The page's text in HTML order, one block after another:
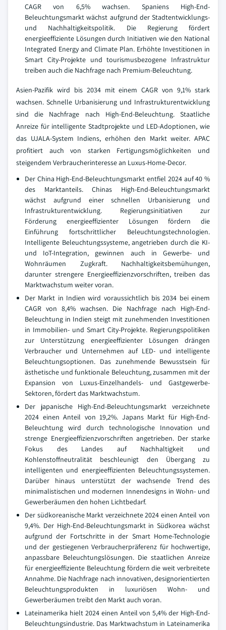
CAGR von 6,5% wachsen. Spaniens High-End-
Beleuchtungsmarkt wächst aufgrund der Stadtentwicklungs-
und Nachhaltigkeitspolitik. Die Regierung fördert
energieeffiziente Lösungen durch Initiativen wie den National
Integrated Energy and Climate Plan. Erhöhte Investitionen in
Smart City-Projekte und tourismusbezogene Infrastruktur
treiben auch die Nachfrage nach Premium-Beleuchtung.
Asien-Pazifik wird bis 2034 mit einem CAGR von 9,1% stark
wachsen. Schnelle Urbanisierung und Infrastrukturentwicklung
sind die Nachfrage nach High-End-Beleuchtung. Staatliche
Anreize für intelligente Stadtprojekte und LED-Adoptionen, wie
das UJALA-System Indiens, erhöhen den Markt weiter. APAC
profitiert auch von starken Fertigungsmöglichkeiten und
steigendem Verbraucherinteresse an Luxus-Home-Decor.
Der China High-End-Beleuchtungsmarkt entfiel 2024 auf 40 %
des Marktanteils. Chinas High-End-Beleuchtungsmarkt
wächst aufgrund einer schnellen Urbanisierung und
Infrastrukturentwicklung. Regierungsinitiativen zur
Förderung energieeffizienter Lösungen fördern die
Einführung fortschrittlicher Beleuchtungstechnologien.
Intelligente Beleuchtungssysteme, angetrieben durch die KI-
und IoT-Integration, gewinnen auch in Gewerbe- und
Wohnräumen Zugkraft. Nachhaltigkeitsbemühungen,
darunter strengere Energieeffizienzvorschriften, treiben das
Marktwachstum weiter voran.
Der Markt in Indien wird voraussichtlich bis 2034 bei einem
CAGR von 8,4% wachsen. Die Nachfrage nach High-End-
Beleuchtung in Indien steigt mit zunehmenden Investitionen
in Immobilien- und Smart City-Projekte. Regierungspolitiken
zur Unterstützung energieeffizienter Lösungen drängen
Verbraucher und Unternehmen auf LED- und intelligente
Beleuchtungsoptionen. Das zunehmende Bewusstsein für
ästhetische und funktionale Beleuchtung, zusammen mit der
Expansion von Luxus-Einzelhandels- und Gastgewerbe-
Sektoren, fördert das Marktwachstum.
Der japanische High-End-Beleuchtungsmarkt verzeichnete
2024 einen Anteil von 19,2%. Japans Markt für High-End-
Beleuchtung wird durch technologische Innovation und
strenge Energieeffizienzvorschriften angetrieben. Der starke
Fokus des Landes auf Nachhaltigkeit und
Kohlenstoffneutralität beschleunigt den Übergang zu
intelligenten und energieeffizienten Beleuchtungssystemen.
Darüber hinaus unterstützt der wachsende Trend des
minimalistischen und modernen Innendesigns in Wohn- und
Gewerberäumen den hohen Lichtbedarf.
Der südkoreanische Markt verzeichnete 2024 einen Anteil von
9,4%. Der High-End-Beleuchtungsmarkt in Südkorea wächst
aufgrund der Fortschritte in der Smart Home-Technologie
und der gestiegenen Verbraucherpräferenz für hochwertige,
anpassbare Beleuchtungslösungen. Die staatlichen Anreize
für energieeffiziente Beleuchtung fördern die weit verbreitete
Annahme. Die Nachfrage nach innovativen, designorientierten
Beleuchtungsprodukten in luxuriösen Wohn- und
Gewerberäumen treibt den Markt auch voran.
Lateinamerika hielt 2024 einen Anteil von 5,4% der High-End-
Beleuchtungsindustrie. Das Marktwachstum in Lateinamerika